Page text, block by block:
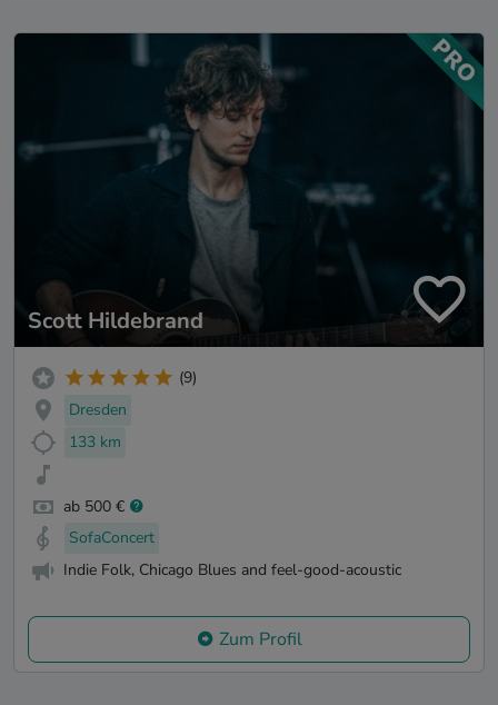
Scott Hildebrand
(9)
Dresden
133 km
ab 500 €
SofaConcert
Indie Folk, Chicago Blues and feel-good-acoustic
Zum Profil